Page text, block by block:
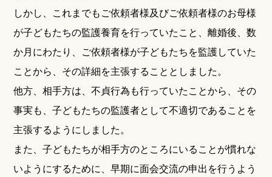
しかし、これまでもご依頼者様及びご依頼者様のお母様
が子どもたちの監護養育を行っていたこと、離婚後、数
か月にわたり、ご依頼者様が子どもたちを監護していた
ことから、その詳細を主張することとしました。
他方、相手方は、不貞行為も行っていたことから、その
事実も、子どもたちの監護者として不適切であることを
主張するようにしました。
また、子どもたちが相手方のところにいることが慣れな
いようにするために、早期に面会交流の申出を行うよう